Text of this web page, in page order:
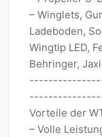
– Winglets,
Ladeboden,
Wingtip LED,
Behringer,
Vorteile der
– Volle